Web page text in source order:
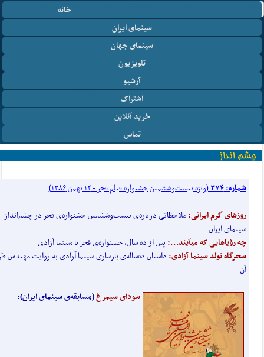
خانه
سینمای ایران
سینمای جهان
تلویزیون
آرشیو
اشتراک
خرید آنلاین
تماس
شماره: ۳۷۴
(ویژه بیست‌وششمین جشنواره فیلم فجر - ۱۲ بهمن ۱۳۸۶)
روزهای گرم ایرانی:ملاحظاتی درباره‌ی بیست‌وششمین جشنواره‌ی فجر در چشم‌انداز
سینمای ایران
چه رؤیاهایی که میآیند...: پس از ده سال، جشنواره‌ی فجر با سینما آزادی
سحرگاه تولد سینما آزادی: داستان ده‌ساله‌ی بازسازی سینما آزادی به روایت مهندس
آن
سودای سیمرغ(مسابقه‌ی سینمای ایران):